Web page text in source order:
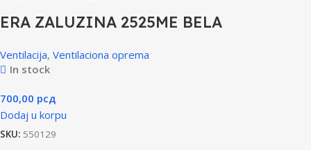
ERA ZALUZINA 2525ME BELA
Ventilacija, Ventilaciona oprema
In stock
700,00 рсд
Dodaj u korpu
SKU: 550129